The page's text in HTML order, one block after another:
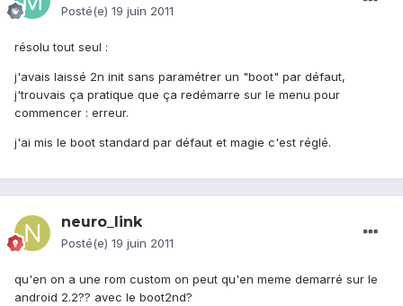
Posté(e) 19 juin 2011
résolu tout seul :
j'avais laissé 2n init sans paramétrer un "boot" par défaut,
j'trouvais ça pratique que ça redémarre sur le menu pour
commencer : erreur.
j'ai mis le boot standard par défaut et magie c'est réglé.
neuro_link
Posté(e) 19 juin 2011
qu'en on a une rom custom on peut qu'en meme demarré sur le
android 2.2?? avec le boot2nd?